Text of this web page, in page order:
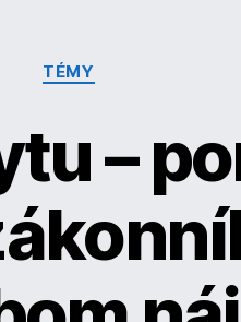
Kategórie
TÉMY
–